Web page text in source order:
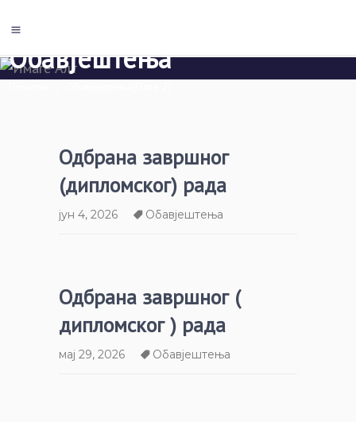
Обавјештења
Одбрана завршног
(дипломског) рада
јун 4, 2026 Обавјештења
Одбрана завршног (
дипломског ) рада
мај 29, 2026 Обавјештења